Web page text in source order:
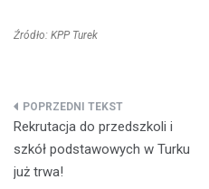
Źródło: KPP Turek
Nawigacja
wpisu
Rekrutacja do przedszkoli i
szkół podstawowych w Turku
już trwa!